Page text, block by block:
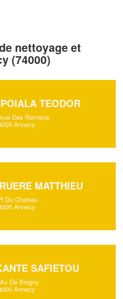
nettoyage et
(74000)
TEODOR
Des Romains
Annecy
MATTHIEU
Du Chateau
Annecy
SAFIETOU
De Brogny
Annecy